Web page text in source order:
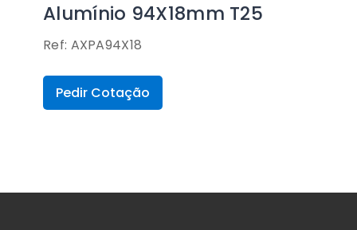
Alumínio 94X18mm T25
Ref: AXPA94X18
Pedir Cotação